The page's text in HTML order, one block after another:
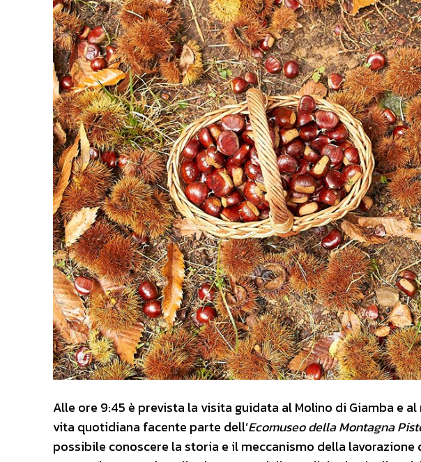
Alle ore 9:45 è prevista la visita guidata al Molino di Giamba e
vita quotidiana facente parte dell’Ecomuseo della Montagna
possibile conoscere la storia e il meccanismo della